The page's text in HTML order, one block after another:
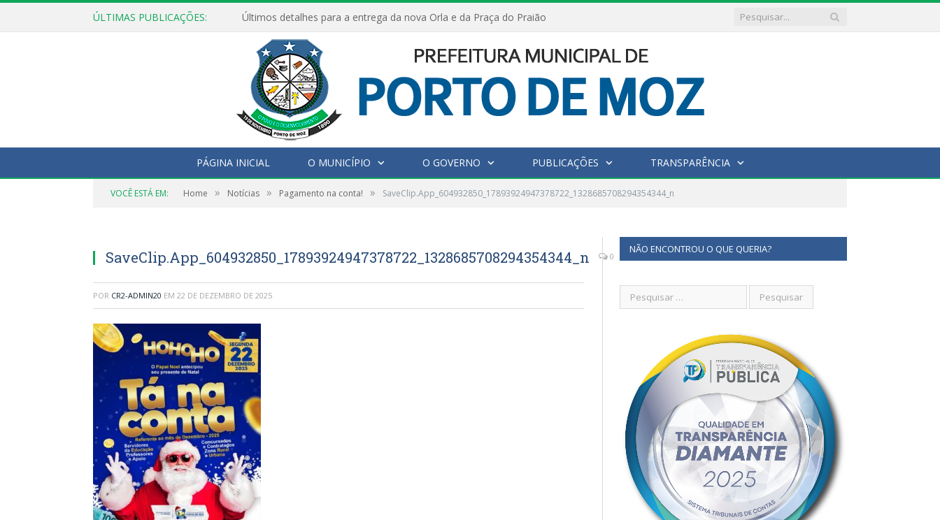
ÚLTIMAS PUBLICAÇÕES: Últimos detalhes para a entrega da nova Orla e da Praça do Praião
PÁGINA INICIAL O MUNICÍPIO O GOVERNO PUBLICAÇÕES TRANSPARÊNCIA
VOCÊ ESTÁ EM: Home » Notícias » Pagamento na conta! » SaveClip.App_604932850_17893924947378722_1328685708294354344_n
SaveClip.App_604932850_17893924947378722_1328685708294354344_n 0
POR CR2-ADMIN20 EM 22 DE DEZEMBRO DE 2025
NÃO ENCONTROU O QUE QUERIA?